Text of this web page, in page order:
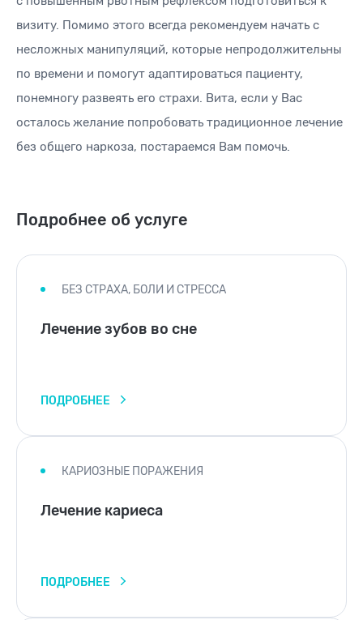
визиту. Помимо этого всегда рекомендуем начать с
несложных манипуляций, которые непродолжительны
по времени и помогут адаптироваться пациенту,
понемногу развеять его страхи. Вита, если у Вас
осталось желание попробовать традиционное лечение
без общего наркоза, постараемся Вам помочь.
Подробнее об услуге
БЕЗ СТРАХА, БОЛИ И СТРЕССА
Лечение зубов во сне
ПОДРОБНЕЕ
КАРИОЗНЫЕ ПОРАЖЕНИЯ
Лечение кариеса
ПОДРОБНЕЕ